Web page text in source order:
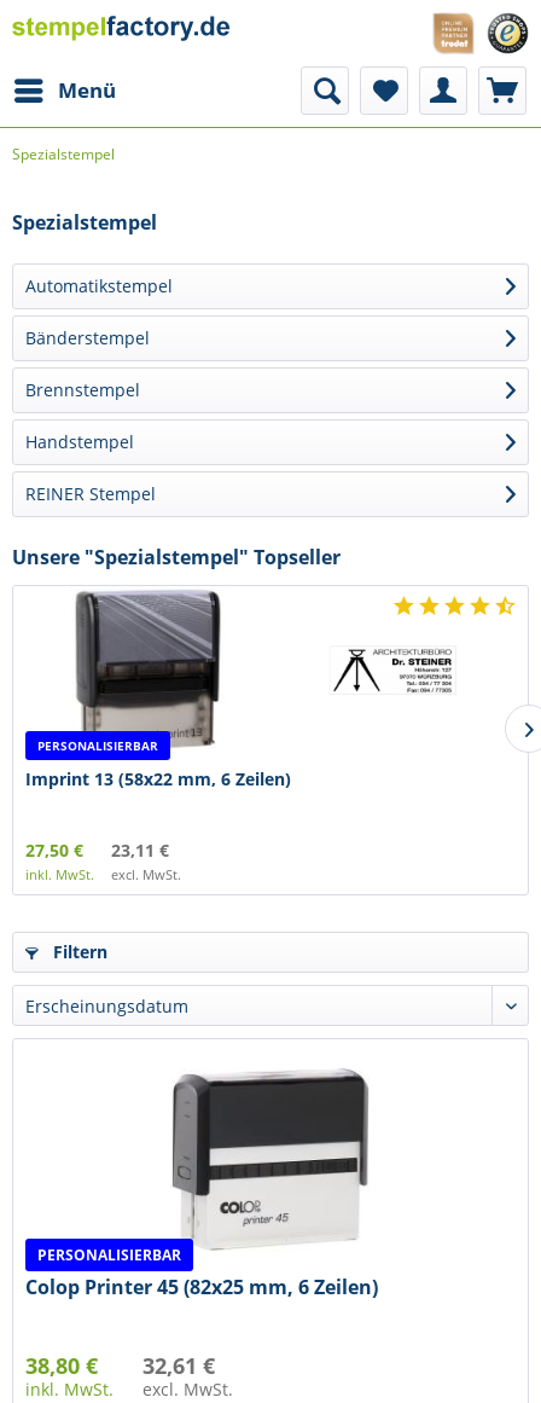
Menü
Spezialstempel
Spezialstempel
Automatikstempel
Bänderstempel
Brennstempel
Handstempel
REINER Stempel
Unsere "Spezialstempel" Topseller
PERSONALISIERBAR
Imprint 13 (58x22 mm, 6 Zeilen)
27,50 €
inkl. MwSt.
23,11 €
excl. MwSt.
Filtern
PERSONALISIERBAR
Colop Printer 45 (82x25 mm, 6 Zeilen)
38,80 €
inkl. MwSt.
32,61 €
excl. MwSt.